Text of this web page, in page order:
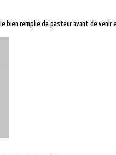
bien remplie de pasteur avant de venir